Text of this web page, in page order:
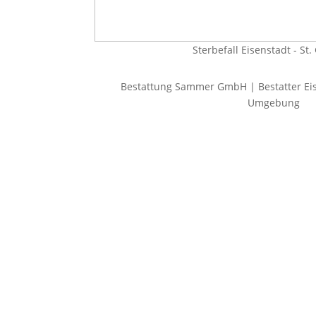
Sterbefall Eisenstadt - St.
Bestattung Sammer GmbH | Bestatter
Umgebung